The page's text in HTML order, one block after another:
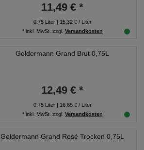
11,49 € *
0.75Liter| 15,32 € / Liter
* inkl. MwSt. zzgl. Versandkosten
Geldermann Grand Brut 0,75L
12,49 € *
0.75Liter| 16,65 € / Liter
* inkl. MwSt. zzgl. Versandkosten
Geldermann Grand Rosé Trocken 0,75L